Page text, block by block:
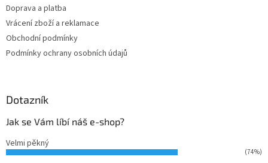
Doprava a platba
Vrácení zboží a reklamace
Obchodní podmínky
Podmínky ochrany osobních údajů
Dotazník
Jak se Vám líbí náš e-shop?
Velmi pěkný
(74%)